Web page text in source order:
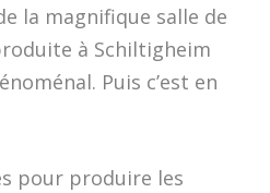
la magnifique salle de
à Schiltigheim
Puis c’est en
pour produire les